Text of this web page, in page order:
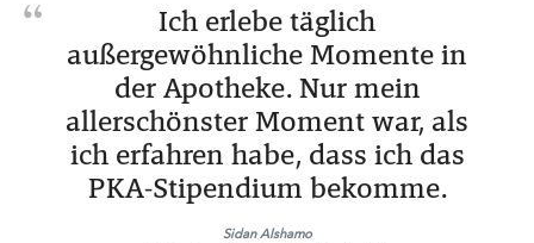
Ich erlebe täglich
außergewöhnliche Momente in
der Apotheke. Nur mein
allerschönster Moment war, als
ich erfahren habe, dass ich das
PKA-Stipendium bekomme.
Sidan Alshamo